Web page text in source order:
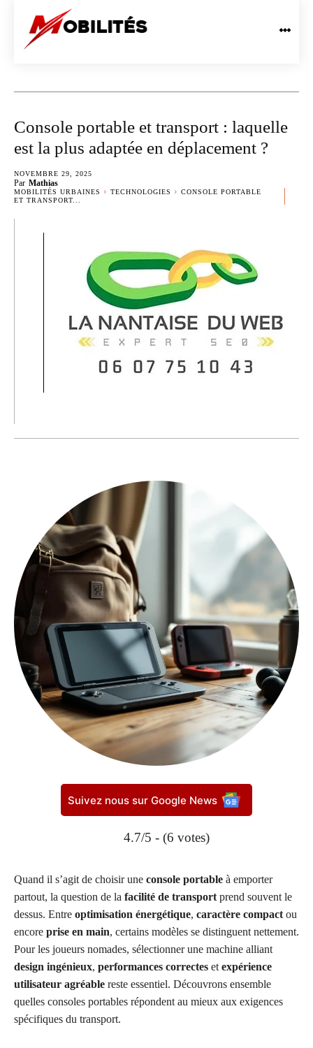
Console portable et transport : laquelle
est la plus adaptée en déplacement ?
NOVEMBRE 29, 2025
Par Mathias
MOBILITÉS URBAINES TECHNOLOGIES
CONSOLE PORTABLE
ET TRANSPORT...
Suivez nous sur Google News
4.7/5 - (6 votes)
Quand il s’agit de choisir une console portable à emporter
partout, la question de la facilité de transport prend souvent le
dessus. Entre optimisation énergétique, caractère compact ou
encore prise en main, certains modèles se distinguent nettement.
Pour les joueurs nomades, sélectionner une machine alliant
design ingénieux, performances correctes et expérience
utilisateur agréable reste essentiel. Découvrons ensemble
quelles consoles portables répondent au mieux aux exigences
spécifiques du transport.